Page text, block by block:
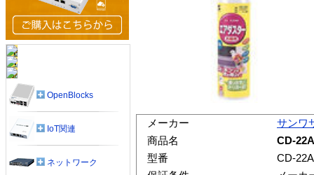
メーカー
サンワ
商品名
CD-
型番
CD-22A
OpenBlocks
IoT関連
ネットワーク